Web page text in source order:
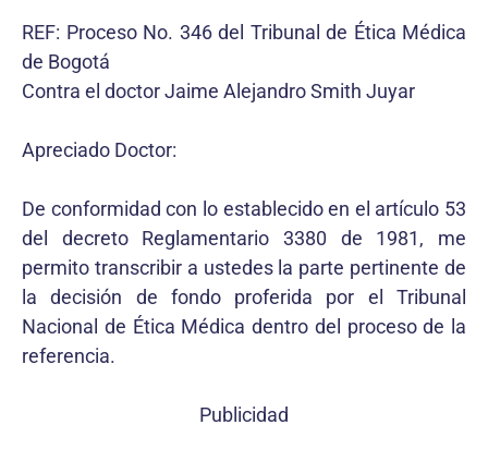
REF: Proceso No. 346 del Tribunal de Ética Médica
de Bogotá
Contra el doctor Jaime Alejandro Smith Juyar
Apreciado Doctor:
De conformidad con lo establecido en el artículo 53
del decreto Reglamentario 3380 de 1981, me
permito transcribir a ustedes la parte pertinente de
la decisión de fondo proferida por el Tribunal
Nacional de Ética Médica dentro del proceso de la
referencia.
Publicidad